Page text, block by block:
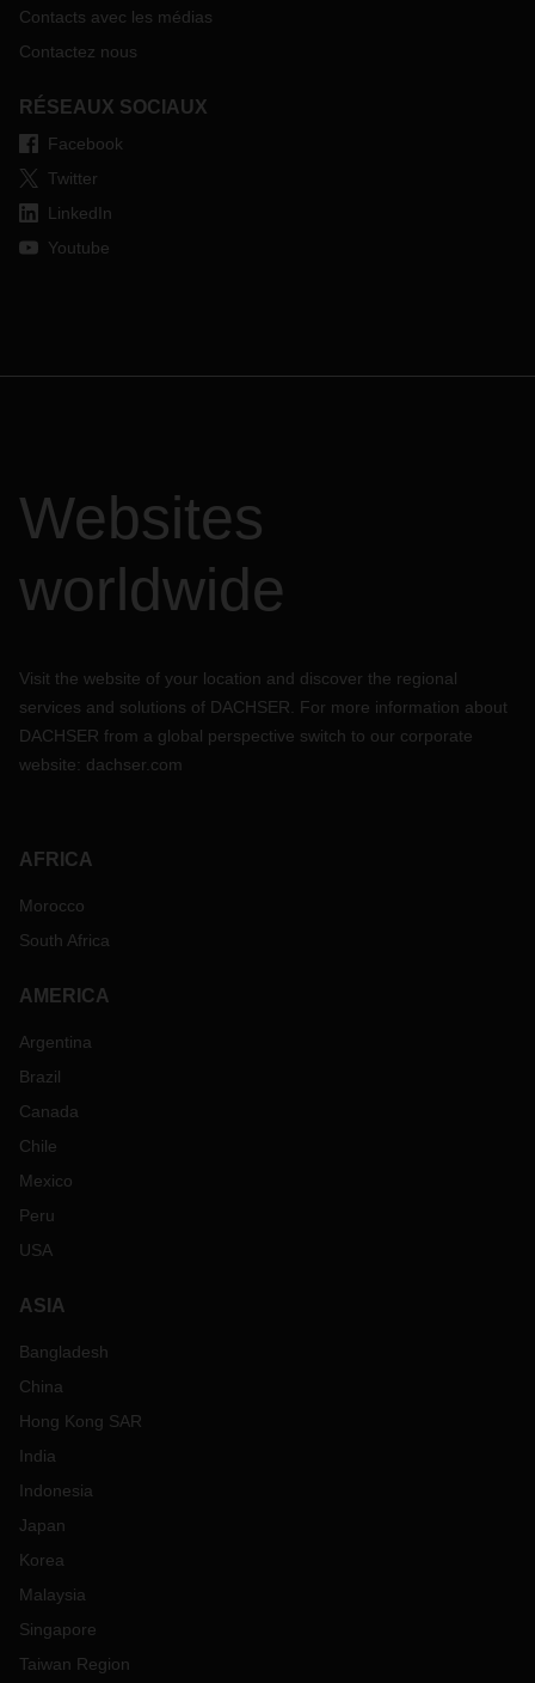
Contacts avec les médias
Contactez nous
RÉSEAUX SOCIAUX
Facebook
Twitter
LinkedIn
Youtube
Websites
worldwide
Visit the website of your location and discover the regional
services and solutions of DACHSER. For more information about
DACHSER from a global perspective switch to our corporate
website: dachser.com
AFRICA
Morocco
South Africa
AMERICA
Argentina
Brazil
Canada
Chile
Mexico
Peru
USA
ASIA
Bangladesh
China
Hong Kong SAR
India
Indonesia
Japan
Korea
Malaysia
Singapore
Taiwan Region